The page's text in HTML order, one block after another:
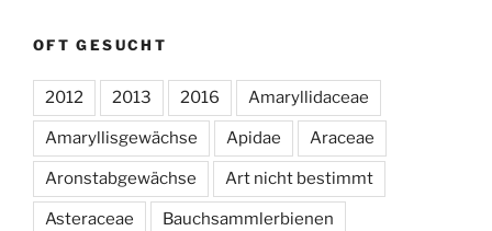
OFT GESUCHT
2012 2013 2016 Amaryllidaceae
Amaryllisgewächse Apidae Araceae
Aronstabgewächse Art nicht bestimmt
Asteraceae Bauchsammlerbienen